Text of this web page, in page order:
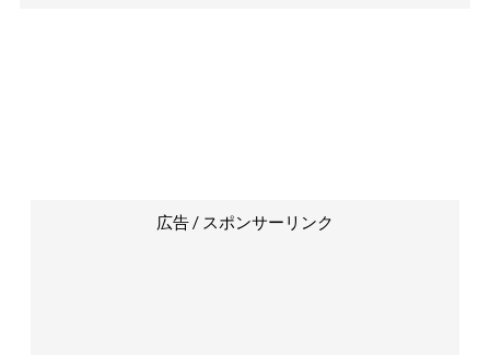
広告 / スポンサーリンク